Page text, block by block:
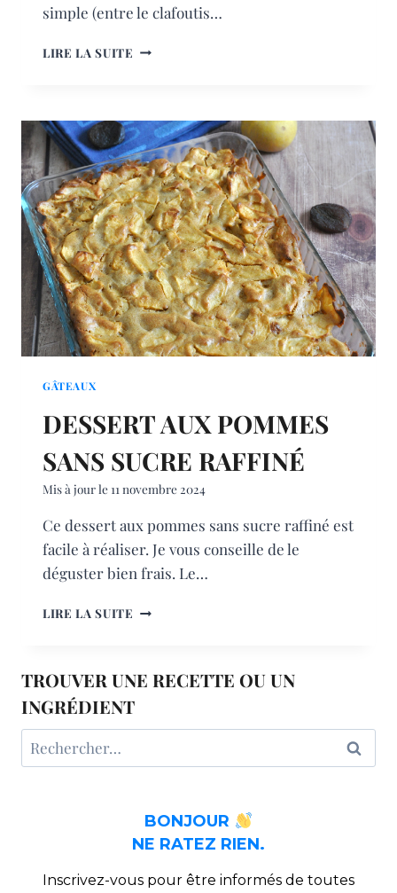
simple (entre le clafoutis…
LIRE LA SUITE FLOGNARDE
GÂTEAUX
DESSERT AUX POMMES
SANS SUCRE RAFFINÉ
Mis à jour le 11 novembre 2024
Ce dessert aux pommes sans sucre raffiné est
facile à réaliser. Je vous conseille de le
déguster bien frais. Le…
LIRE LA SUITE DESSERT
SUCRE
RAFFINÉ
TROUVER UNE RECETTE OU UN
INGRÉDIENT
Rechercher :
BONJOUR
NE RATEZ RIEN.
Inscrivez-vous pour être informés de toutes